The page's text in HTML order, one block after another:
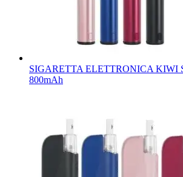
SIGARETTA ELETTRONICA KIWI
800mAh